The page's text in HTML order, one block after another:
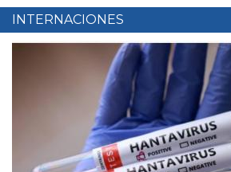
INTERNACIONES